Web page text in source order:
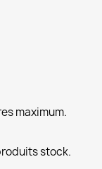
maximum.
stock.